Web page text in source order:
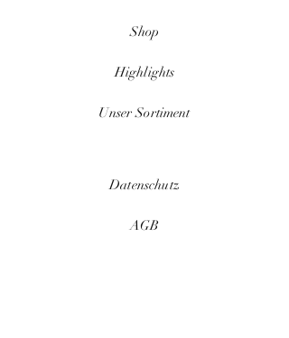
Shop
Highlights
Unser Sortiment
Datenschutz
AGB